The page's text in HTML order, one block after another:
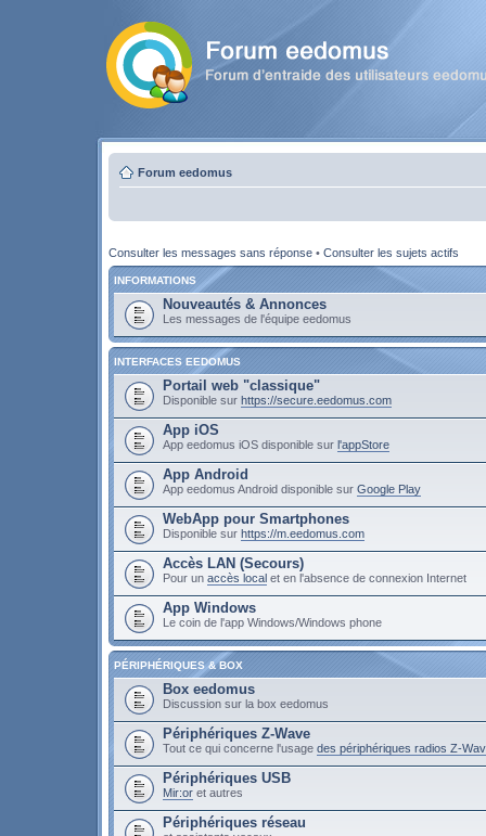
Forum eedomus
Consulter les messages sans réponse • Consulter les sujets actifs
INFORMATIONS
Nouveautés & Annonces
Les messages de l'équipe eedomus
INTERFACES EEDOMUS
Portail web "classique"
Disponible sur https://secure.eedomus.com
App iOS
App eedomus iOS disponible sur l'appStore
App Android
App eedomus Android disponible sur Google Play
WebApp pour Smartphones
Disponible sur https://m.eedomus.com
Accès LAN (Secours)
Pour un accès local et en l'absence de connexion Internet
App Windows
Le coin de l'app Windows/Windows phone
PÉRIPHÉRIQUES & BOX
Box eedomus
Discussion sur la box eedomus
Périphériques Z-Wave
Tout ce qui concerne l'usage des périphériques radios Z-
Périphériques USB
Mir:or et autres
Périphériques réseau